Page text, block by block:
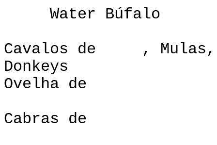
Water Búfalo
Cavalos de ,
Ovelha de
Cabras de